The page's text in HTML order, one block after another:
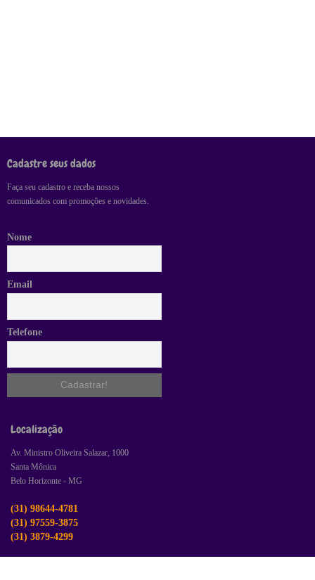
Cadastre seus dados
Faça seu cadastro e receba nossos
comunicados com promoções e novidades.
Nome
Email
Telefone
Localização
Av. Ministro Oliveira Salazar, 1000
Santa Mônica
Belo Horizonte - MG
(31) 98644-4781
(31) 97559-3875
(31) 3879-4299